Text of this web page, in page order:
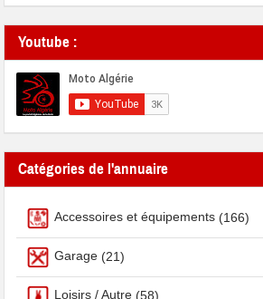
Youtube :
Catégories de l'annuaire
Accessoires et équipements (166)
Garage (21)
Loisirs / Autre (58)